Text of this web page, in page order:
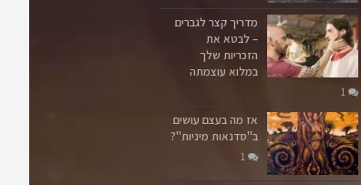
מדריך קצר לגברים
– לבטא את
הזכריות שלך
במלוא עוצמתה
1
אז מה בעצם עושים
ב"סדנאות מיניות"?
1